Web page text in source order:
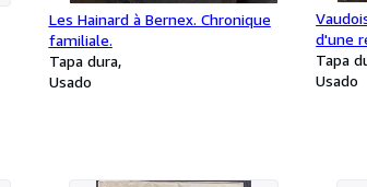
Les Hainard à Bernex. Chronique
familiale.
Tapa dura
Usado
d'une
Tapa
Usado